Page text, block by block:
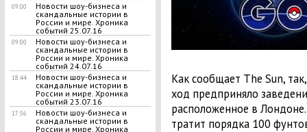
09:00
Новости шоу-бизнеса и
скандальные истории в
России и мире. Хроника
событий 25.07.16
09:00
Новости шоу-бизнеса и
скандальные истории в
России и мире. Хроника
событий 24.07.16
18:44
Новости шоу-бизнеса и
скандальные истории в
России и мире. Хроника
событий 23.07.16
17:56
Новости шоу-бизнеса и
скандальные истории в
России и мире. Хроника
Как сообщает The Sun,
ход предприняло
расположенное в
тратит порядка 100